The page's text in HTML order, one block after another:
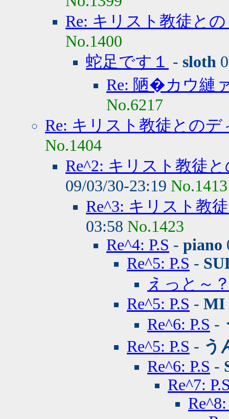
Re: キリスト教徒と
No.1400
蛇足です１ - sloth
Re: 陋�カウ縺
No.6217
Re: キリスト教徒とのデ
No.1404
Re^2: キリスト教徒
09/03/30-23:19 No.1413
Re^3: キリスト教
03:58 No.1423
Re^4: P.S - piano
Re^5: P.S -
えっと～
Re^5: P.S - MI
Re^6: P.S -
Re^5: P.S - う
Re^6: P.S -
Re^7:
Re^8: